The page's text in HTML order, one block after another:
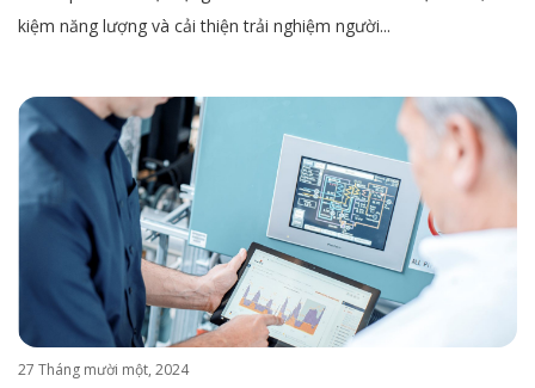
kiệm năng lượng và cải thiện trải nghiệm người...
27 Tháng mười một, 2024